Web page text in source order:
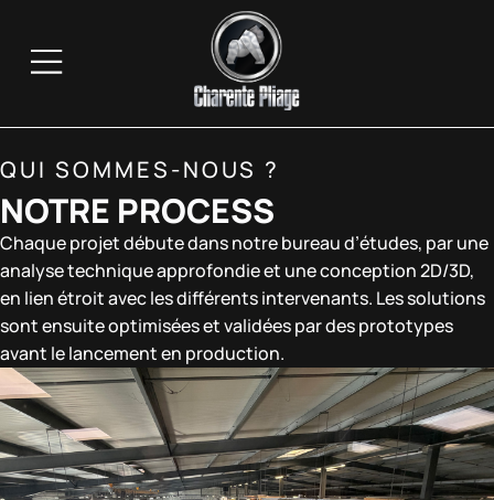
QUI SOMMES-NOUS ?
NOTRE PROCESS
Chaque projet débute dans notre bureau d’études, par une
analyse technique approfondie et une conception 2D/3D,
en lien étroit avec les différents intervenants. Les solutions
sont ensuite optimisées et validées par des prototypes
avant le lancement en production.